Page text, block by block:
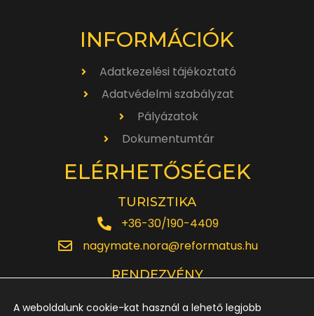
INFORMÁCIÓK
Adatkezelési tájékoztató
Adatvédelmi szabályzat
Pályázatok
Dokumentumtár
ELÉRHETŐSÉGEK
TURISZTIKA
+36-30/190-4409
nagymate.nora@reformatus.hu
RENDEZVÉNY
A weboldalunk cookie-kat használ a lehető legjobb